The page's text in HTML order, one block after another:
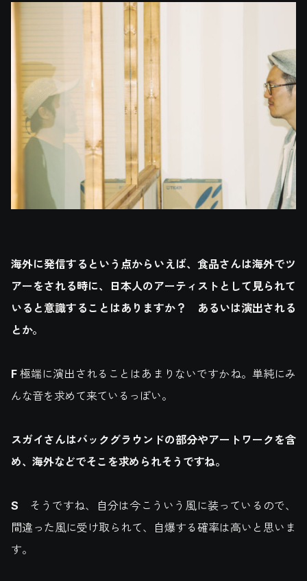
海外に発信するという点からいえば、食品さんは海外でツ
アーをされる時に、日本人のアーティストとして見られて
いると意識することはありますか？ あるいは演出される
とか。
F極端に演出されることはあまりないですかね。単純にみ
んな音を求めて来ているっぽい。
スガイさんはバックグラウンドの部分やアートワークを含
め、海外などでそこを求められそうですね。
S そうですね、自分は今こういう風に装っているので、
間違った風に受け取られて、自爆する確率は高いと思いま
す。